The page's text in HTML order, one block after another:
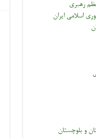
رهبری
اسلامی ایران
و بلوچستان